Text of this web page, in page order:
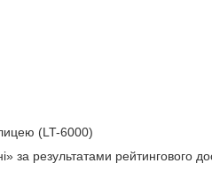
(LT-6000)
результатами рейтингового